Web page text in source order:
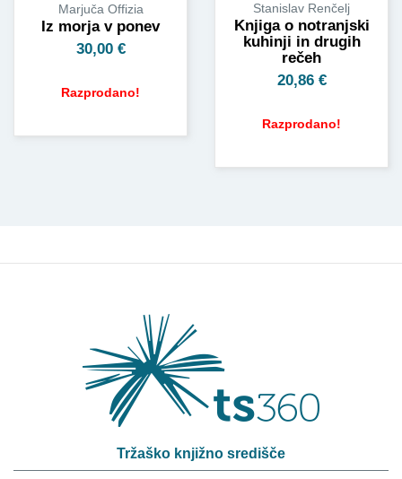
Marjuča Offizia
Iz morja v ponev
30,00 €
Razprodano!
Stanislav Renčelj
Knjiga o notranjski
kuhinji in drugih
rečeh
20,86 €
Razprodano!
Tržaško knjižno središče